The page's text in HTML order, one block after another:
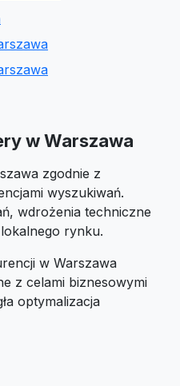
w Warszawa
zgodnie z
wyszukiwań.
wdrożenia techniczne
rynku.
w Warszawa
z celami biznesowymi
optymalizacja